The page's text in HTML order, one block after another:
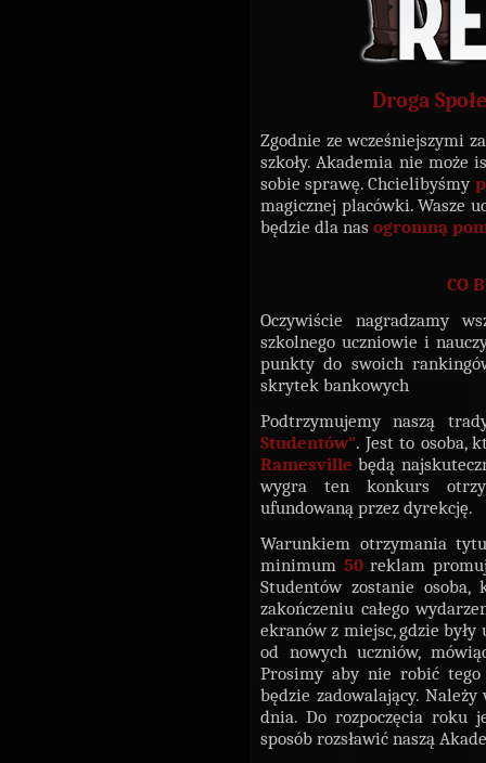
Droga
Zgodnie ze wcześniejszymi
szkoły. Akademia nie może
sobie sprawę. Chcielibyśmy
magicznej placówki. Wasze
będzie dla nas ogromną
CO
Oczywiście nagradzamy
szkolnego uczniowie i
punkty do swoich
skrytek bankowych
Podtrzymujemy naszą
Studentów". Jest to osoba,
Ramesvillebędą
wygra ten konkurs
ufundowaną przez dyrekcję.
Warunkiem otrzymania
minimum 50reklam
Studentów zostanie osoba,
zakończeniu całego
ekranów z miejsc, gdzie
od nowych uczniów,
Prosimy aby nie robić
będzie zadowalający.
dnia. Do rozpoczęcia roku
sposób rozsławić naszą